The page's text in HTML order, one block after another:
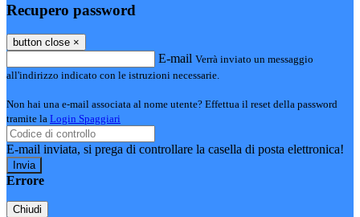
Recupero password
button close ×
E-mail Verrà inviato un messaggio
all'indirizzo indicato con le istruzioni necessarie.
Non hai una e-mail associata al nome utente? Effettua il reset della password
tramite la Login Spaggiari
E-mail inviata, si prega di controllare la casella di posta elettronica!
Errore
Chiudi